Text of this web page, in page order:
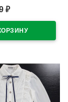
арт.471116
₽